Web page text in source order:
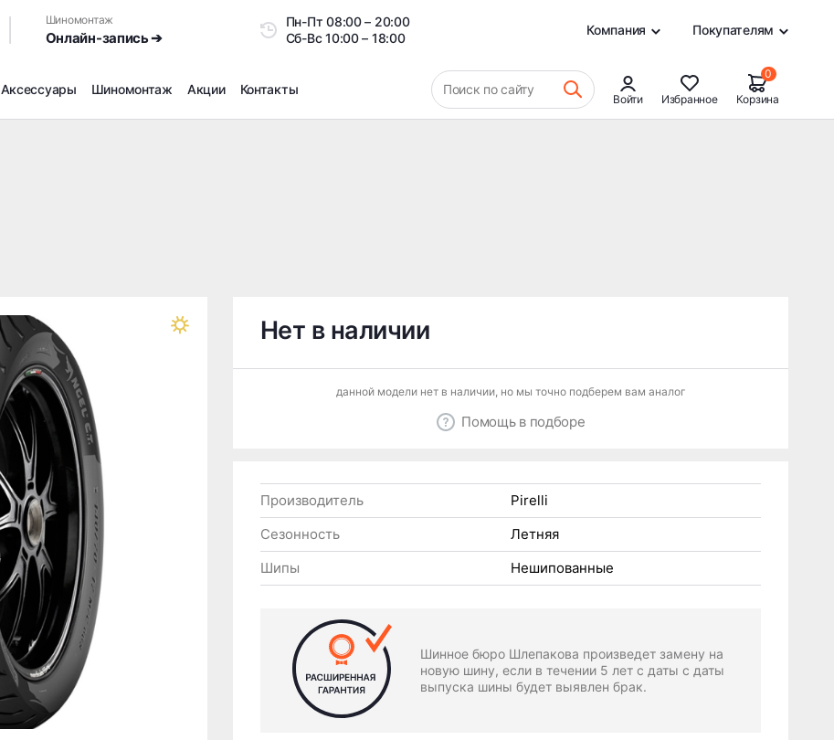
Шиномонтаж
Онлайн-запись ➔
Пн-Пт08:00 – 20:00
Сб-Вс10:00 – 18:00
Компания Покупателям
Аксессуары Шиномонтаж
Доп услуги на Шиномонтаже
Дошиповка, Ошиповка, Перешиповка зимней резины
Шумоизоляция покрышек
Подбор запчастей
Акции Контакты Поиск по сайту
Войти Избранное
0
Корзина
Нет в наличии
данной модели нет в наличии, но мы точно подберем вам аналог
Помощь в подборе
Производитель
Pirelli
Сезонность
Летняя
Шипы
Нешипованные
Шинное бюро Шлепакова произведет замену на
новую шину, если в течении 5 лет с даты с даты
выпуска шины будет выявлен брак.